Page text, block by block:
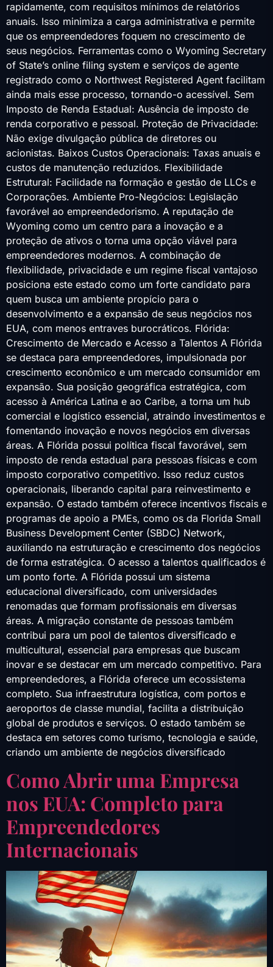
rapidamente, com requisitos mínimos de relatórios
anuais. Isso minimiza a carga administrativa e permite
que os empreendedores foquem no crescimento de
seus negócios. Ferramentas como o Wyoming Secretary
of State’s online filing system e serviços de agente
registrado como o Northwest Registered Agent facilitam
ainda mais esse processo, tornando-o acessível. Sem
Imposto de Renda Estadual: Ausência de imposto de
renda corporativo e pessoal. Proteção de Privacidade:
Não exige divulgação pública de diretores ou
acionistas. Baixos Custos Operacionais: Taxas anuais e
custos de manutenção reduzidos. Flexibilidade
Estrutural: Facilidade na formação e gestão de LLCs e
Corporações. Ambiente Pro-Negócios: Legislação
favorável ao empreendedorismo. A reputação de
Wyoming como um centro para a inovação e a
proteção de ativos o torna uma opção viável para
empreendedores modernos. A combinação de
flexibilidade, privacidade e um regime fiscal vantajoso
posiciona este estado como um forte candidato para
quem busca um ambiente propício para o
desenvolvimento e a expansão de seus negócios nos
EUA, com menos entraves burocráticos. Flórida:
Crescimento de Mercado e Acesso a Talentos A Flórida
se destaca para empreendedores, impulsionada por
crescimento econômico e um mercado consumidor em
expansão. Sua posição geográfica estratégica, com
acesso à América Latina e ao Caribe, a torna um hub
comercial e logístico essencial, atraindo investimentos e
fomentando inovação e novos negócios em diversas
áreas. A Flórida possui política fiscal favorável, sem
imposto de renda estadual para pessoas físicas e com
imposto corporativo competitivo. Isso reduz custos
operacionais, liberando capital para reinvestimento e
expansão. O estado também oferece incentivos fiscais e
programas de apoio a PMEs, como os da Florida Small
Business Development Center (SBDC) Network,
auxiliando na estruturação e crescimento dos negócios
de forma estratégica. O acesso a talentos qualificados é
um ponto forte. A Flórida possui um sistema
educacional diversificado, com universidades
renomadas que formam profissionais em diversas
áreas. A migração constante de pessoas também
contribui para um pool de talentos diversificado e
multicultural, essencial para empresas que buscam
inovar e se destacar em um mercado competitivo. Para
empreendedores, a Flórida oferece um ecossistema
completo. Sua infraestrutura logística, com portos e
aeroportos de classe mundial, facilita a distribuição
global de produtos e serviços. O estado também se
destaca em setores como turismo, tecnologia e saúde,
criando um ambiente de negócios diversificado
Como Abrir uma Empresa
nos EUA: Completo para
Empreendedores
Internacionais